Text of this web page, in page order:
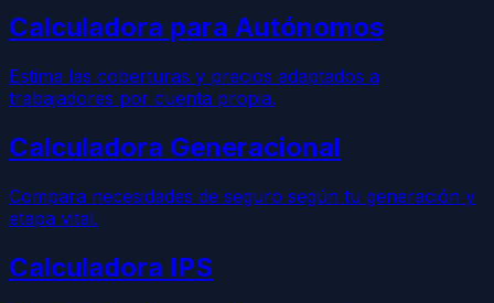
Calculadora para Autónomos
Estima las coberturas y precios adaptados a
trabajadores por cuenta propia.
Calculadora Generacional
Compara necesidades de seguro según tu generación y
etapa vital.
Calculadora IPS